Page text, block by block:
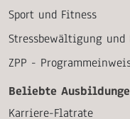
Sport und Fitness
Stressbewältigung und
ZPP -
Beliebte
Karriere-Flatrate